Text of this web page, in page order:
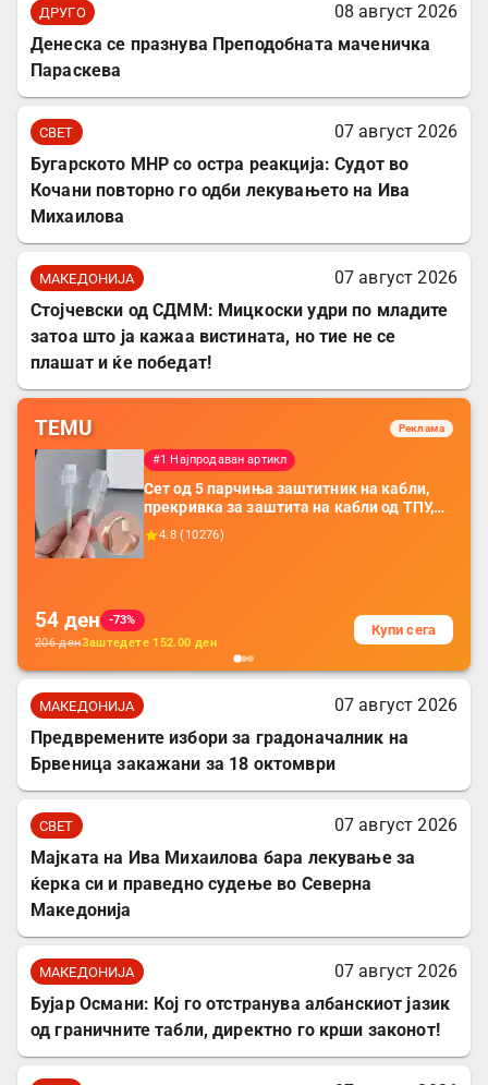
ДРУГО
08 август 2026
Денеска се празнува Преподобната маченичка
Параскева
СВЕТ
07 август 2026
Бугарското МНР со остра реакција: Судот во
Кочани повторно го одби лекувањето на Ива
Михаилова
МАКЕДОНИЈА
07 август 2026
Стојчевски од СДММ: Мицкоски удри по младите
затоа што ја кажаа вистината, но тие не се
плашат и ќе победат!
TEMU Реклама
#1 Најпродаван артикл
Сет од 5 парчиња заштитник на кабли,
прекривка за заштита на кабли од ТПУ,
додатоци за заштита на кабли, без
батерија, за мобилни телефони, комплет
4.8 ( 10276)
54 ден
-73%
206денЗаштедете 152.00 ден
Купи сега
МАКЕДОНИЈА
07 август 2026
Предвремените избори за градоначалник на
Брвеница закажани за 18 октомври
СВЕТ
07 август 2026
Мајката на Ива Михаилова бара лекување за
ќерка си и праведно судење во Северна
Македонија
МАКЕДОНИЈА
07 август 2026
Бујар Османи: Кој го отстранува албанскиот јазик
од граничните табли, директно го крши законот!